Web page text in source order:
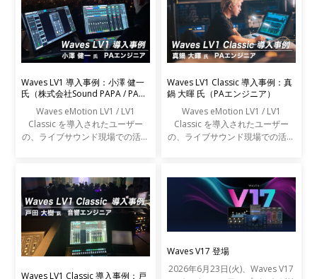
Waves LV1 導入事例：小澤 健一
氏（株式会社Sound PAPA / PAエ
Waves eMotion LV1 / LV1
Classic を導入されたユーザー
の、ライブサウンド現場での活用
Waves LV1 Classic 導入事例：真
鍋 大暉 氏（PAエンジニア）
Waves eMotion LV1 / LV1
Classic を導入されたユーザー
の、ライブサウンド現場での活用
Waves LV1 Classic 導入事例：戸
Waves V17 登場
2026年6月23日(火)、Waves V17